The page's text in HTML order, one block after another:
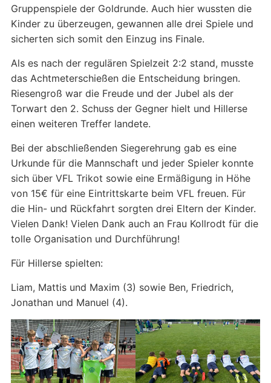
Gruppenspiele der Goldrunde. Auch hier wussten die
Kinder zu überzeugen, gewannen alle drei Spiele und
sicherten sich somit den Einzug ins Finale.
Als es nach der regulären Spielzeit 2:2 stand, musste
das Achtmeterschießen die Entscheidung bringen.
Riesengroß war die Freude und der Jubel als der
Torwart den 2. Schuss der Gegner hielt und Hillerse
einen weiteren Treffer landete.
Bei der abschließenden Siegerehrung gab es eine
Urkunde für die Mannschaft und jeder Spieler konnte
sich über VFL Trikot sowie eine Ermäßigung in Höhe
von 15€ für eine Eintrittskarte beim VFL freuen. Für
die Hin- und Rückfahrt sorgten drei Eltern der Kinder.
Vielen Dank! Vielen Dank auch an Frau Kollrodt für die
tolle Organisation und Durchführung!
Für Hillerse spielten:
Liam, Mattis und Maxim (3) sowie Ben, Friedrich,
Jonathan und Manuel (4).